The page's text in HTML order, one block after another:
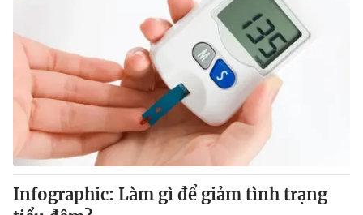
Theo dõi báo trên
Cơ quan chủ quản:
Đài Truyền hình Việt Nam
Cơ quan báo chí:Thời báo VTV
Giấy phép hoạt động báo in và báo điện tử số 483/GP-BTTTT
cấp ngày 29/12/2023
Tổng Biên tập:Vũ Thanh Thủy
Infographic: Làm gì để giảm tình trạng